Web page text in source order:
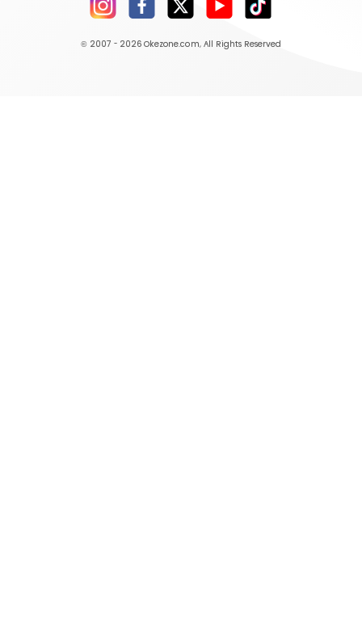
© 2007 - 2026 Okezone.com, All Rights Reserved